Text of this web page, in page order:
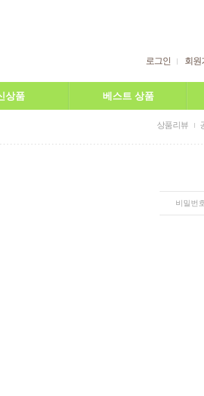
로그인 회원
상품 베스트 상품
상품리뷰
비밀번호